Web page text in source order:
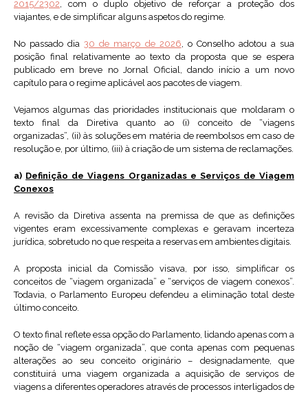
2015/2302, com o duplo objetivo de reforçar a proteção dos
viajantes, e de simplificar alguns aspetos do regime.
No passado dia30 de março de 2026, o Conselho adotou a sua
posição final relativamente ao texto da proposta que se espera
publicado em breve no Jornal Oficial, dando início a um novo
capítulo para o regime aplicável aos pacotes de viagem.
Vejamos algumas das prioridades institucionais que moldaram o
texto final da Diretiva quanto ao (i) conceito de “viagens
organizadas”, (ii) às soluções em matéria de reembolsos em caso de
resolução e, por último, (iii) à criação de um sistema de reclamações.
a) Definição de Viagens Organizadas e Serviços de Viagem
Conexos
A revisão da Diretiva assenta na premissa de que as definições
vigentes eram excessivamente complexas e geravam incerteza
jurídica, sobretudo no que respeita a reservas em ambientes digitais.
A proposta inicial da Comissão visava, por isso, simplificar os
conceitos de “viagem organizada” e “serviços de viagem conexos”.
Todavia, o Parlamento Europeu defendeu a eliminação total deste
último conceito.
O texto final reflete essa opção do Parlamento, lidando apenas com a
noção de “viagem organizada”, que conta apenas com pequenas
alterações ao seu conceito originário – designadamente, que
constituirá uma viagem organizada a aquisição de serviços de
viagens a diferentes operadores através de processos interligados de